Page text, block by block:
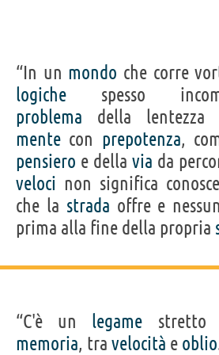
“In un mondo che corre
logiche spesso
problema della lentezza
mente con prepotenza,
pensiero e della via da
veloci non significa
che la strada offre e
prima alla fine della propria
“C'è un legame stretto
memoria, tra velocità e oblio